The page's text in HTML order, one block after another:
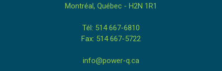
Montréal, Québec - H2N 1R1
Tél: 514 667-6810
Fax: 514 667-5722
info@power-q.ca